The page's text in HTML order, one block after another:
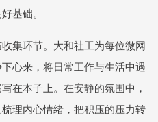
基础。
集环节。大和社工为每位微网
心来，将日常工作与生活中遇
在本子上。在安静的氛围中，
理内心情绪，把积压的压力转